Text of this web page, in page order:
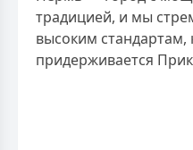
традицией, и мы
высоким стандартам,
придерживается